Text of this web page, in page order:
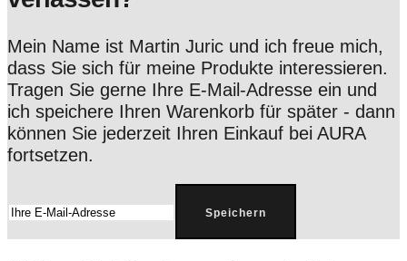
Mein Name ist Martin Juric und ich freue mich,
dass Sie sich für meine Produkte interessieren.
Tragen Sie gerne Ihre E-Mail-Adresse ein und
ich speichere Ihren Warenkorb für später - dann
können Sie jederzeit Ihren Einkauf bei AURA
fortsetzen.
Speichern